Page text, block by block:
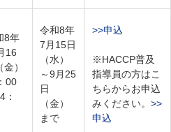
8年
16
金）
00
：
令和8年
7月15日
（水）
～9月25
日
（金）
まで
>>申込
※HACCP普及
指導員の方はこ
ちらからお申込
みください。 >>
申込